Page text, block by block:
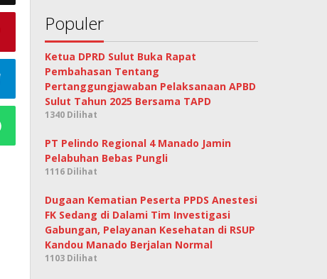
Populer
Ketua DPRD Sulut Buka Rapat
Pembahasan Tentang
Pertanggungjawaban Pelaksanaan APBD
Sulut Tahun 2025 Bersama TAPD
1340 Dilihat
PT Pelindo Regional 4 Manado Jamin
Pelabuhan Bebas Pungli
1116 Dilihat
Dugaan Kematian Peserta PPDS Anestesi
FK Sedang di Dalami Tim Investigasi
Gabungan, Pelayanan Kesehatan di RSUP
Kandou Manado Berjalan Normal
1103 Dilihat